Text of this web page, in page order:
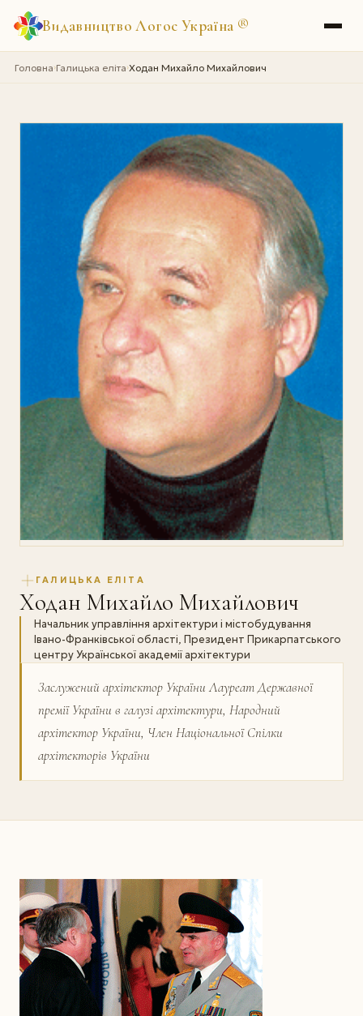
Видавництво Логос Україна ®
Головна›Галицька еліта›Ходан Михайло Михайлович
ГАЛИЦЬКА ЕЛІТА
Ходан Михайло Михайлович
Начальник управління архітектури і містобудування
Івано-Франківської області, Президент Прикарпатського
центру Української академії архітектури
Заслужений архітектор України Лауреат Державної
премії України в галузі архітектури, Народний
архітектор України, Член Національної Спілки
архітекторів України